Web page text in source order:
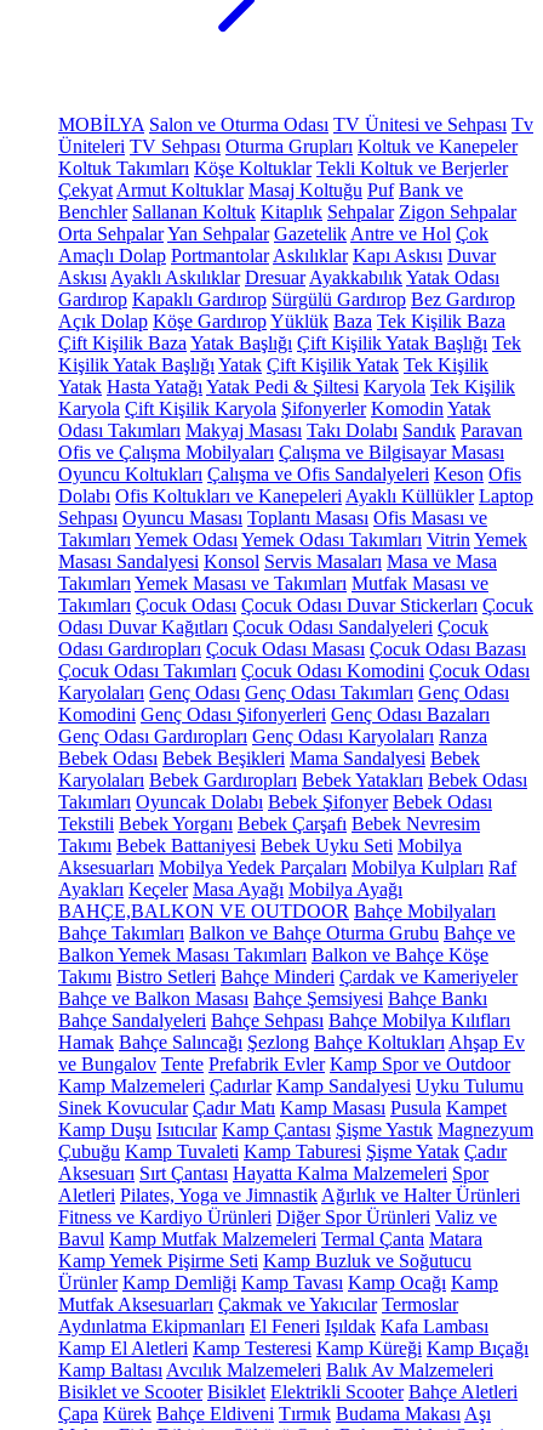
MOBİLYA Salon ve Oturma Odası TV Ünitesi ve Sehpası Tv
Üniteleri TV Sehpası Oturma Grupları Koltuk ve Kanepeler
Koltuk Takımları Köşe Koltuklar Tekli Koltuk ve Berjerler
Çekyat Armut Koltuklar Masaj Koltuğu Puf Bank ve
Benchler Sallanan Koltuk Kitaplık Sehpalar Zigon Sehpalar
Orta SehpalarYan Sehpalar Gazetelik Antre ve Hol Çok
Amaçlı Dolap Portmantolar Askılıklar Kapı Askısı Duvar
Askısı Ayaklı Askılıklar Dresuar AyakkabılıkYatak Odası
Gardırop Kapaklı Gardırop Sürgülü Gardırop Bez Gardırop
Açık Dolap Köşe GardıropYüklük Baza Tek Kişilik Baza
Çift Kişilik Baza Yatak Başlığı Çift Kişilik Yatak Başlığı Tek
Kişilik Yatak Başlığı Yatak Çift Kişilik Yatak Tek Kişilik
Yatak Hasta Yatağı Yatak Pedi & Şiltesi Karyola Tek Kişilik
Karyola Çift Kişilik Karyola Şifonyerler Komodin Yatak
Odası Takımları Makyaj Masası Takı Dolabı Sandık Paravan
Ofis ve Çalışma Mobilyaları Çalışma ve Bilgisayar Masası
Oyuncu Koltukları Çalışma ve Ofis Sandalyeleri Keson Ofis
Dolabı Ofis Koltukları ve Kanepeleri Ayaklı Küllükler Laptop
Sehpası Oyuncu Masası Toplantı Masası Ofis Masası ve
Takımları Yemek Odası Yemek Odası Takımları Vitrin Yemek
Masası Sandalyesi Konsol Servis Masaları Masa ve Masa
Takımları Yemek Masası ve Takımları Mutfak Masası ve
Takımları Çocuk Odası Çocuk Odası Duvar Stickerları Çocuk
Odası Duvar Kağıtları Çocuk Odası Sandalyeleri Çocuk
Odası Gardıropları Çocuk Odası Masası Çocuk Odası Bazası
Çocuk Odası Takımları Çocuk Odası Komodini Çocuk Odası
Karyolaları Genç Odası Genç Odası Takımları Genç Odası
Komodini Genç Odası Şifonyerleri Genç Odası Bazaları
Genç Odası Gardıropları Genç Odası Karyolaları Ranza
Bebek Odası Bebek Beşikleri Mama Sandalyesi Bebek
Karyolaları Bebek Gardıropları Bebek Yatakları Bebek Odası
Takımları Oyuncak Dolabı Bebek Şifonyer Bebek Odası
Tekstili Bebek Yorganı Bebek Çarşafı Bebek Nevresim
Takımı Bebek Battaniyesi Bebek Uyku Seti Mobilya
Aksesuarları Mobilya Yedek Parçaları Mobilya Kulpları Raf
Ayakları Keçeler Masa Ayağı Mobilya Ayağı
BAHÇE,BALKON VE OUTDOOR Bahçe Mobilyaları
Bahçe Takımları Balkon ve Bahçe Oturma Grubu Bahçe ve
Balkon Yemek Masası Takımları Balkon ve Bahçe Köşe
Takımı Bistro Setleri Bahçe Minderi Çardak ve Kameriyeler
Bahçe ve Balkon Masası Bahçe Şemsiyesi Bahçe Bankı
Bahçe Sandalyeleri Bahçe Sehpası Bahçe Mobilya Kılıfları
Hamak Bahçe Salıncağı Şezlong Bahçe Koltukları Ahşap Ev
ve Bungalov Tente Prefabrik Evler Kamp Spor ve Outdoor
Kamp Malzemeleri Çadırlar Kamp Sandalyesi Uyku Tulumu
Sinek Kovucular Çadır Matı Kamp Masası Pusula Kampet
Kamp Duşu Isıtıcılar Kamp Çantası Şişme Yastık Magnezyum
Çubuğu Kamp Tuvaleti Kamp Taburesi Şişme Yatak Çadır
Aksesuarı Sırt Çantası Hayatta Kalma Malzemeleri Spor
Aletleri Pilates, Yoga ve Jimnastik Ağırlık ve Halter Ürünleri
Fitness ve Kardiyo Ürünleri Diğer Spor Ürünleri Valiz ve
Bavul Kamp Mutfak Malzemeleri Termal Çanta Matara
Kamp Yemek Pişirme Seti Kamp Buzluk ve Soğutucu
Ürünler Kamp Demliği Kamp Tavası Kamp Ocağı Kamp
Mutfak Aksesuarları Çakmak ve Yakıcılar Termoslar
Aydınlatma Ekipmanları El Feneri Işıldak Kafa Lambası
Kamp El Aletleri Kamp Testeresi Kamp Küreği Kamp Bıçağı
Kamp Baltası Avcılık Malzemeleri Balık Av Malzemeleri
Bisiklet ve Scooter Bisiklet Elektrikli Scooter Bahçe Aletleri
Çapa Kürek Bahçe Eldiveni Tırmık Budama Makası Aşı